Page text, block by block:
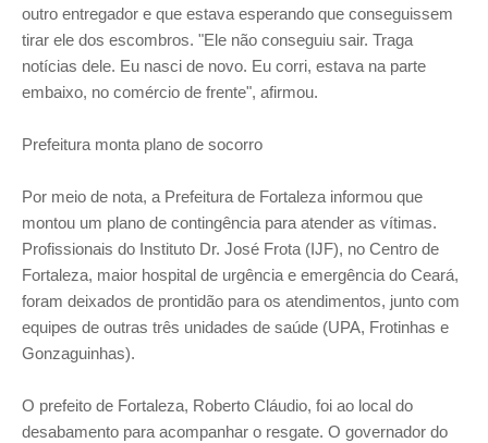
outro entregador e que estava esperando que conseguissem
tirar ele dos escombros. "Ele não conseguiu sair. Traga
notícias dele. Eu nasci de novo. Eu corri, estava na parte
embaixo, no comércio de frente", afirmou.
Prefeitura monta plano de socorro
Por meio de nota, a Prefeitura de Fortaleza informou que
montou um plano de contingência para atender as vítimas.
Profissionais do Instituto Dr. José Frota (IJF), no Centro de
Fortaleza, maior hospital de urgência e emergência do Ceará,
foram deixados de prontidão para os atendimentos, junto com
equipes de outras três unidades de saúde (UPA, Frotinhas e
Gonzaguinhas).
O prefeito de Fortaleza, Roberto Cláudio, foi ao local do
desabamento para acompanhar o resgate. O governador do